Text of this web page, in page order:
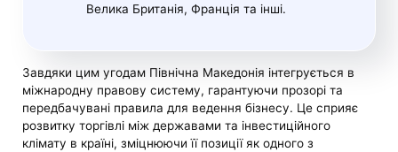
Велика Британія, Франція та інші.
Завдяки цим угодам Північна Македонія інтегрується в
міжнародну правову систему, гарантуючи прозорі та
передбачувані правила для ведення бізнесу. Це сприяє
розвитку торгівлі між державами та інвестиційного
клімату в країні, зміцнюючи її позиції як одного з